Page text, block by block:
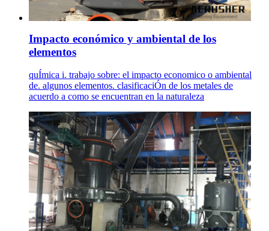
Impacto económico y ambiental de los
elementos
quÍmica i. trabajo sobre: el impacto economico o ambiental
de. algunos elementos. clasificaciÓn de los metales de
acuerdo a como se encuentran en la naturaleza